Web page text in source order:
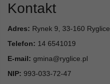
Kontakt
Adres: Rynek 9, 33-160 Ryglice
Telefon: 14 6541019
E-mail: gmina@ryglice.pl
NIP: 993-033-72-47